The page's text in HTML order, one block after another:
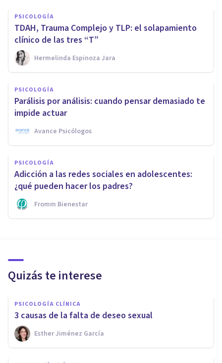
PSICOLOGÍA
TDAH, Trauma Complejo y TLP: el solapamiento
clínico de las tres “T”
Hermelinda Espinoza Jara
PSICOLOGÍA
Parálisis por análisis: cuando pensar demasiado te
impide actuar
Avance Psicólogos
PSICOLOGÍA
Adicción a las redes sociales en adolescentes:
¿qué pueden hacer los padres?
Fromm Bienestar
Quizás te interese
PSICOLOGÍA CLÍNICA
3 causas de la falta de deseo sexual
Esther Jiménez García